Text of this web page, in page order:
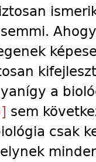
a
sem
csak